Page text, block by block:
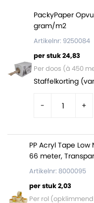
producten
gemakkelijke optie
gebruiken als
plakstrip is de
eerste zending.
Bovendien zijn deze
duurzame keuze
. Ze
weer100% recyclebaar
Zijn gemaakt van
Scheurbestendig,
PackyPaper
gram/m2
Artikelnr: 9250084
per stuk 24,83
Per doos (à 450
Staffelkorting
- +
PP Acryl Tape
66 meter,
Artikelnr: 8000095
per stuk 2,03
Per rol